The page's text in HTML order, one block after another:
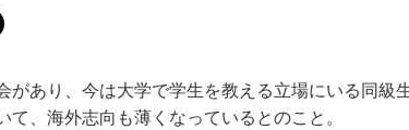
があり、今は大学で学生を教える立場にいる同
て、海外志向も薄くなっているとのこと。